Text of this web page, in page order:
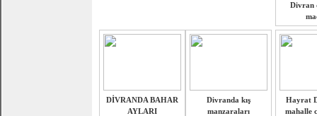
Divran
DİVRANDA BAHAR
AYLARI
Divranda kış
manzaraları
Hayrat
mahalle